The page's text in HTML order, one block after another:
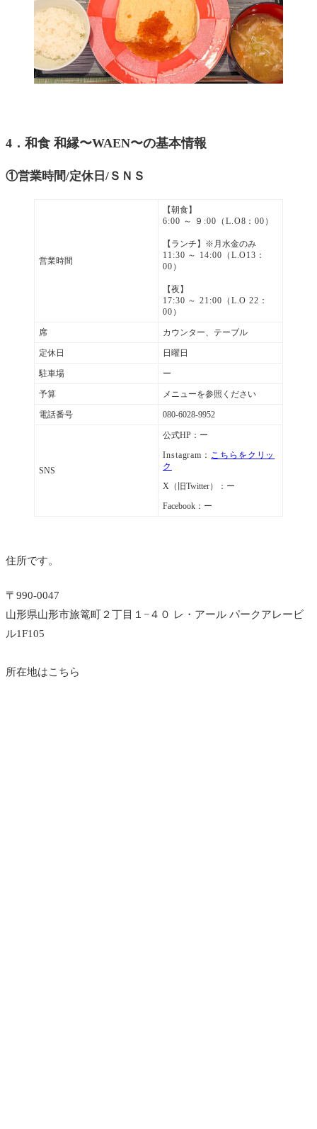
4．和食 和縁〜WAEN〜の基本情報
①営業時間/定休日/ＳＮＳ
営業時間
【朝食】
6:00 ～ ９:00 （L.O8：00）
【ランチ】※月水金のみ
11:30 ～ 14:00 （L.O13：
00）
【夜】
17:30 ～ 21:00 （L.O 22：
00）
席 カウンター、テーブル
定休日 日曜日
駐車場 ー
予算 メニューを参照ください
電話番号 080-6028-9952
SNS
公式HP：ー
Instagram：
こちらをクリッ
ク
X（旧Twitter）：ー
Facebook：ー
住所です。
〒990-0047
山形県山形市旅篭町２丁目１−４０ レ・アール パークアレービ
ル1F105
所在地はこちら